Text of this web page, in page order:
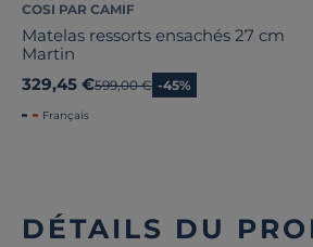
COSI PAR CAMIF
Matelas ressorts ensachés 27 cm
Martin
329,45 €Ancien prix
599,00 € -45%
Français
DÉTAILS DU